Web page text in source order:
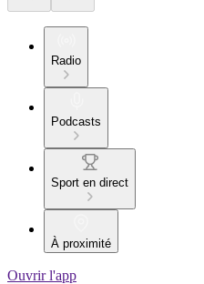
Radio
Podcasts
Sport en direct
À proximité
Ouvrir l'app